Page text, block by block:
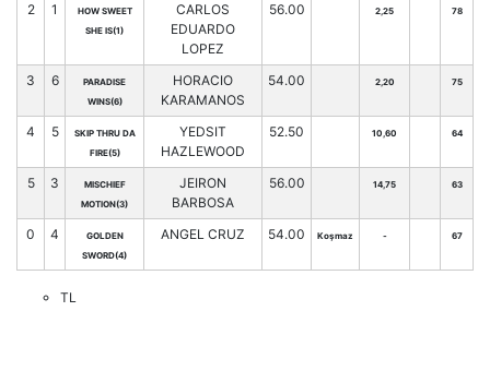
2 1
HOW SWEET
SHE IS(1)
CARLOS
EDUARDO
LOPEZ
56.00 2,25 78
3 6
PARADISE
WINS(6)
HORACIO
KARAMANOS
54.00 2,20 75
4 5
SKIP THRU DA
FIRE(5)
YEDSIT
HAZLEWOOD
52.50 10,60 64
5 3
MISCHIEF
MOTION(3)
JEIRON
BARBOSA
56.00 14,75 63
0 4
GOLDEN
SWORD(4)
ANGEL CRUZ 54.00 Koşmaz - 67
TL